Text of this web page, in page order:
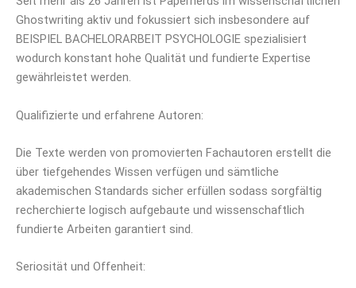
Ghostwriting aktiv und fokussiert sich insbesondere auf
BEISPIEL BACHELORARBEIT PSYCHOLOGIE spezialisiert
wodurch konstant hohe Qualität und fundierte Expertise
gewährleistet werden.
Qualifizierte und erfahrene Autoren:
Die Texte werden von promovierten Fachautoren erstellt die
über tiefgehendes Wissen verfügen und sämtliche
akademischen Standards sicher erfüllen sodass sorgfältig
recherchierte logisch aufgebaute und wissenschaftlich
fundierte Arbeiten garantiert sind.
Seriosität und Offenheit: